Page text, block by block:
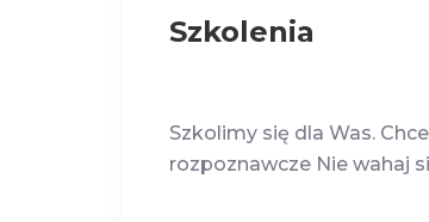
Szkolenia
Szkolimy się dla Was.
rozpoznawcze Nie wahaj